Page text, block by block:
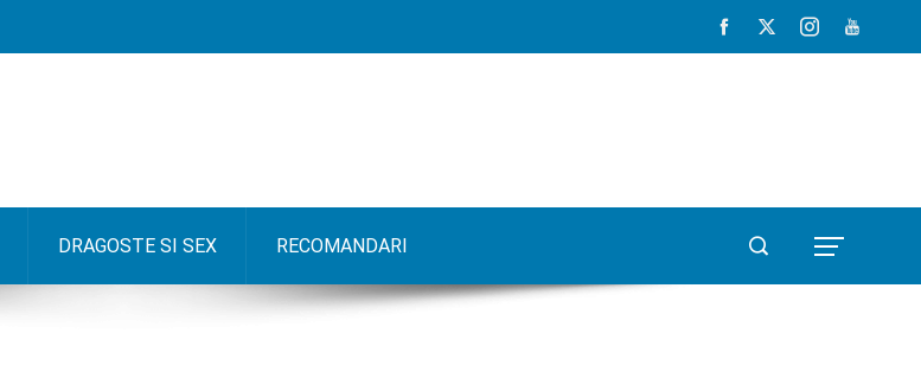
DRAGOSTE SI SEX RECOMANDARI